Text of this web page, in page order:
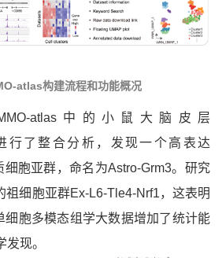
atlas构建流程和功能概况
atlas中的小鼠大脑皮层
行了整合分析，发现一个高表达
细胞亚群，命名为Astro-Grm3。研究
祖细胞亚群Ex-L6-Tle4-Nrf1，这表明
细胞多模态组学大数据增加了统计能
现。